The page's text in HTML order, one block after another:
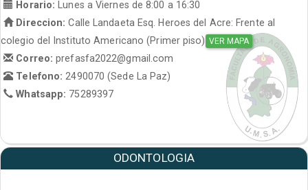
Horario:
Lunes a Viernes de 8:00 a 16:30
Direccion: Calle Landaeta Esq. Heroes del Acre: Frente al
colegio del Instituto Americano (Primer piso) VER MAPA
Correo:prefasfa2022@gmail.com
Telefono: 2490070 (Sede La Paz)
Whatsapp: 75289397
ODONTOLOGIA